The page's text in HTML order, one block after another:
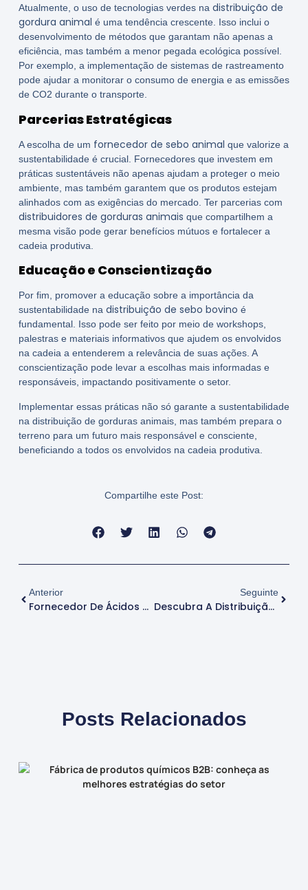
Atualmente, o uso de tecnologias verdes na distribuição de
gordura animal é uma tendência crescente. Isso inclui o
desenvolvimento de métodos que garantam não apenas a
eficiência, mas também a menor pegada ecológica possível.
Por exemplo, a implementação de sistemas de rastreamento
pode ajudar a monitorar o consumo de energia e as emissões
de CO2 durante o transporte.
Parcerias Estratégicas
A escolha de um fornecedor de sebo animal que valorize a
sustentabilidade é crucial. Fornecedores que investem em
práticas sustentáveis não apenas ajudam a proteger o meio
ambiente, mas também garantem que os produtos estejam
alinhados com as exigências do mercado. Ter parcerias com
distribuidores de gorduras animais que compartilhem a
mesma visão pode gerar benefícios mútuos e fortalecer a
cadeia produtiva.
Educação e Conscientização
Por fim, promover a educação sobre a importância da
sustentabilidade na distribuição de sebo bovino é
fundamental. Isso pode ser feito por meio de workshops,
palestras e materiais informativos que ajudem os envolvidos
na cadeia a entenderem a relevância de suas ações. A
conscientização pode levar a escolhas mais informadas e
responsáveis, impactando positivamente o setor.
Implementar essas práticas não só garante a sustentabilidade
na distribuição de gorduras animais, mas também prepara o
terreno para um futuro mais responsável e consciente,
beneficiando a todos os envolvidos na cadeia produtiva.
Compartilhe este Post:
Anterior
Fornecedor De Ácidos Graxos: Encontre O Parceiro Ideal
Seguinte
Descubra A Distribuição De Gordura Animal Para Ração De Qualidade
Posts Relacionados